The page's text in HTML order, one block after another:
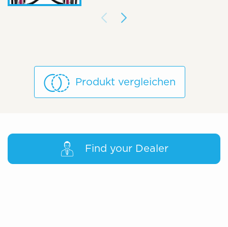
Produkt vergleichen
Find your Dealer